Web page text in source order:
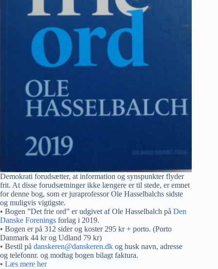
Demokrati forudsætter, at information og synspunkter flyder
frit. At disse forudsætninger ikke længere er til stede, er emnet
for denne bog, som er juraprofessor Ole Hasselbalchs sidste
og muligvis vigtigste.
• Bogen ”Det frie ord” er udgivet af Ole Hasselbalch på Den
Danske Forenings forlag i 2019.
• Bogen er på 312 sider og koster 295 kr + porto. (Porto
Danmark 44 kr og Udland 79 kr)
• Bestil på danskeren@danskeren.dk og husk navn, adresse
og telefonnr. og modtag bogen bilagt faktura.
• Læs mere her